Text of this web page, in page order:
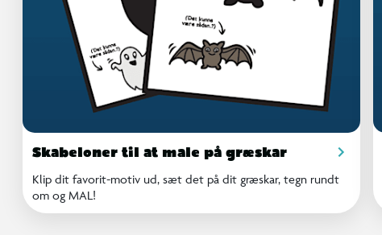
Skabeloner til at male på græskar
Klip dit favorit-motiv ud, sæt det på dit græskar, tegn rundt
om og MAL!